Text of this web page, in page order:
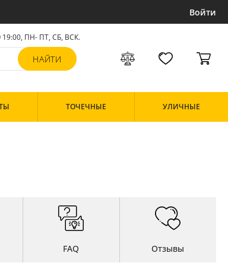
Войти
ПН- ПТ, СБ, ВСК.
ТОЧЕЧНЫЕ УЛИЧНЫЕ
FAQ Отзывы